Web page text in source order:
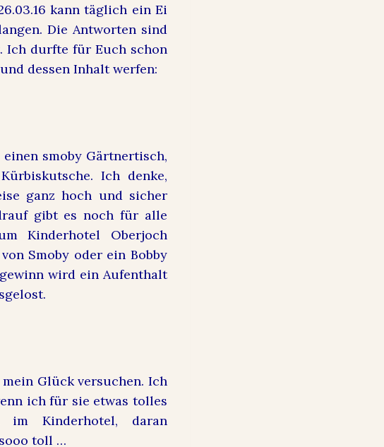
kann täglich ein Ei
Die Antworten sind
Ich durfte für Euch schon
und dessen Inhalt werfen:
smoby Gärtnertisch,
Ich denke,
ganz hoch und sicher
gibt es noch für alle
Kinderhotel Oberjoch
Smoby oder ein Bobby
wird ein Aufenthalt
Glück versuchen. Ich
ich für sie etwas tolles
Kinderhotel, daran
toll …